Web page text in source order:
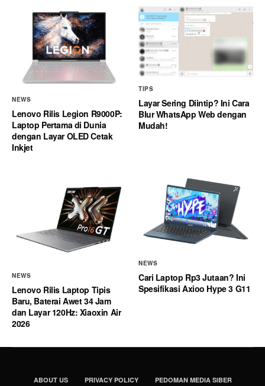
NEWS
Lenovo Rilis Legion R9000P:
Laptop Pertama di Dunia
dengan Layar OLED Cetak
Inkjet
TIPS
Layar Sering Diintip? Ini Cara
Blur WhatsApp Web dengan
Mudah!
NEWS
Lenovo Rilis Laptop Tipis
Baru, Baterai Awet 34 Jam
dan Layar 120Hz: Xiaoxin Air
2026
NEWS
Cari Laptop Rp3 Jutaan? Ini
Spesifikasi Axioo Hype 3 G11
ABOUT US PRIVACY POLICY PEDOMAN MEDIA SIBER